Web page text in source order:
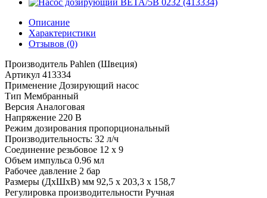
Описание
Характеристики
Отзывов (0)
Производитель Pahlen (Швеция)
Артикул 413334
Применение Дозирующий насос
Тип Мембранный
Версия Аналоговая
Напряжение 220 В
Режим дозирования пропорциональный
Производительность: 32 л/ч
Соединение резьбовое 12 х 9
Объем импульса 0.96 мл
Рабочее давление 2 бар
Размеры (ДхШхВ) мм 92,5 х 203,3 х 158,7
Регулировка производительности Ручная